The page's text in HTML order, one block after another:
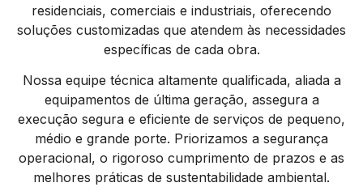
residenciais, comerciais e industriais, oferecendo
soluções customizadas que atendem às necessidades
específicas de cada obra.
Nossa equipe técnica altamente qualificada, aliada a
equipamentos de última geração, assegura a
execução segura e eficiente de serviços de pequeno,
médio e grande porte. Priorizamos a segurança
operacional, o rigoroso cumprimento de prazos e as
melhores práticas de sustentabilidade ambiental.